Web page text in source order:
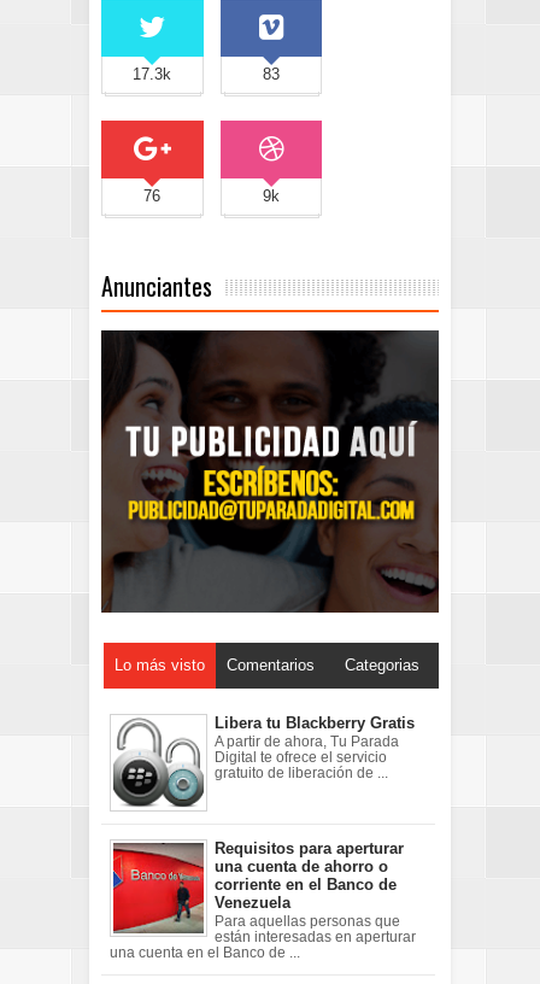
17.3k 83
76 9k
Anunciantes
Lo más visto Comentarios Categorias
Libera tu Blackberry Gratis
A partir de ahora, Tu Parada
Digital te ofrece el servicio
gratuito de liberación de ...
Requisitos para aperturar
una cuenta de ahorro o
corriente en el Banco de
Venezuela
Para aquellas personas que
están interesadas en aperturar
una cuenta en el Banco de ...